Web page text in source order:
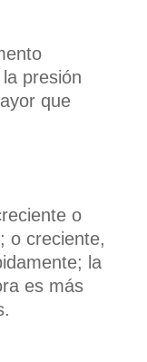
presión
que
o
o creciente,
la
es más